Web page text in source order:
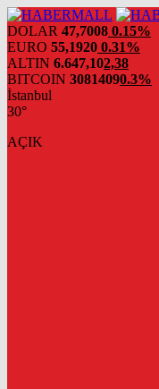
DOLAR 47,7008 0.15%
EURO 55,1920 0.31%
ALTIN 6.647,102,38
BITCOIN 30814090.3%
İstanbul
30°
AÇIK